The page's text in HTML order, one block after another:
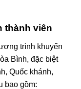
thành viên
trình khuyến
Bình, đặc biệt
Quốc khánh,
bao gồm: